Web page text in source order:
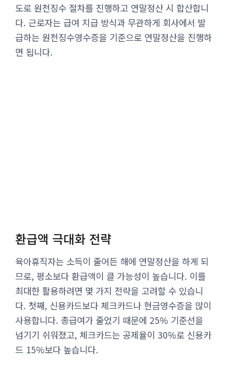
도로 원천징수 절차를 진행하고 연말정산 시 합산합니
다. 근로자는 급여 지급 방식과 무관하게 회사에서 발
급하는 원천징수영수증을 기준으로 연말정산을 진행하
면 됩니다.
환급액 극대화 전략
육아휴직자는 소득이 줄어든 해에 연말정산을 하게 되
므로, 평소보다 환급액이 클 가능성이 높습니다. 이를
최대한 활용하려면 몇 가지 전략을 고려할 수 있습니
다. 첫째, 신용카드보다 체크카드나 현금영수증을 많이
사용합니다. 총급여가 줄었기 때문에 25% 기준선을
넘기기 쉬워졌고, 체크카드는 공제율이 30%로 신용카
드 15%보다 높습니다.